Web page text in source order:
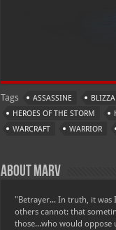
Tags ASSASSINE
HEROES OF THE STORM
WARCRAFT
WARRIOR
About Marv
"Betrayer... In truth, it was
others cannot: that
those...who would oppose